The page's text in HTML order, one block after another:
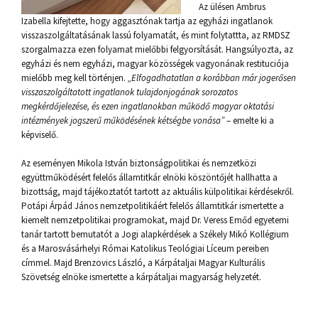
Az ülésen Ambrus
Izabella kifejtette, hogy aggasztónak tartja az egyházi ingatlanok
visszaszolgáltatásának lassú folyamatát, és mint folytattta, az RMDSZ
szorgalmazza ezen folyamat mielőbbi felgyorsítását. Hangsúlyozta, az
egyházi és nem egyházi, magyar közösségek vagyonának restituciója
mielőbb meg kell történjen. „Elfogadhatatlan a korábban már jogerősen
visszaszolgáltatott ingatlanok tulajdonjogának sorozatos
megkérdőjelezése, és ezen ingatlanokban működő magyar oktatási
intézmények jogszerű működésének kétségbe vonása”– emelte ki a
képviselő.
Az eseményen Mikola István biztonságpolitikai és nemzetközi
együttműködésért felelős államtitkár elnöki köszöntőjét hallhatta a
bizottság, majd tájékoztatót tartott az aktuális külpolitikai kérdésekről.
Potápi Árpád János nemzetpolitikáért felelős államtitkár ismertette a
kiemelt nemzetpolitikai programokat, majd Dr. Veress Emőd egyetemi
tanár tartott bemutatót a Jogi alapkérdések a Székely Mikó Kollégium
és a Marosvásárhelyi Római Katolikus Teológiai Líceum pereiben
címmel. Majd Brenzovics László, a Kárpátaljai Magyar Kulturális
Szövetség elnöke ismertette a kárpátaljai magyarság helyzetét.